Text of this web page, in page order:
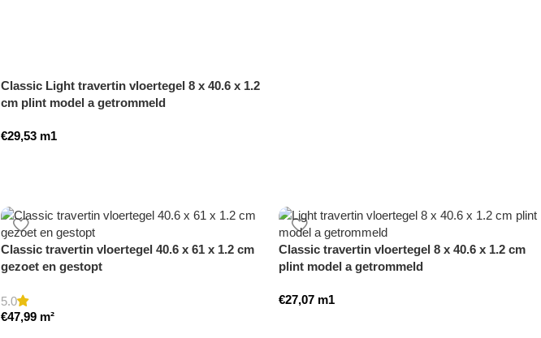
Classic Light travertin vloertegel 8 x 40.6 x 1.2
cm plint model a getrommeld
€29,53 m1
Classic travertin vloertegel 40.6 x 61 x 1.2 cm
gezoet en gestopt
5.0
€47,99 m²
Classic travertin vloertegel 8 x 40.6 x 1.2 cm
plint model a getrommeld
€27,07 m1